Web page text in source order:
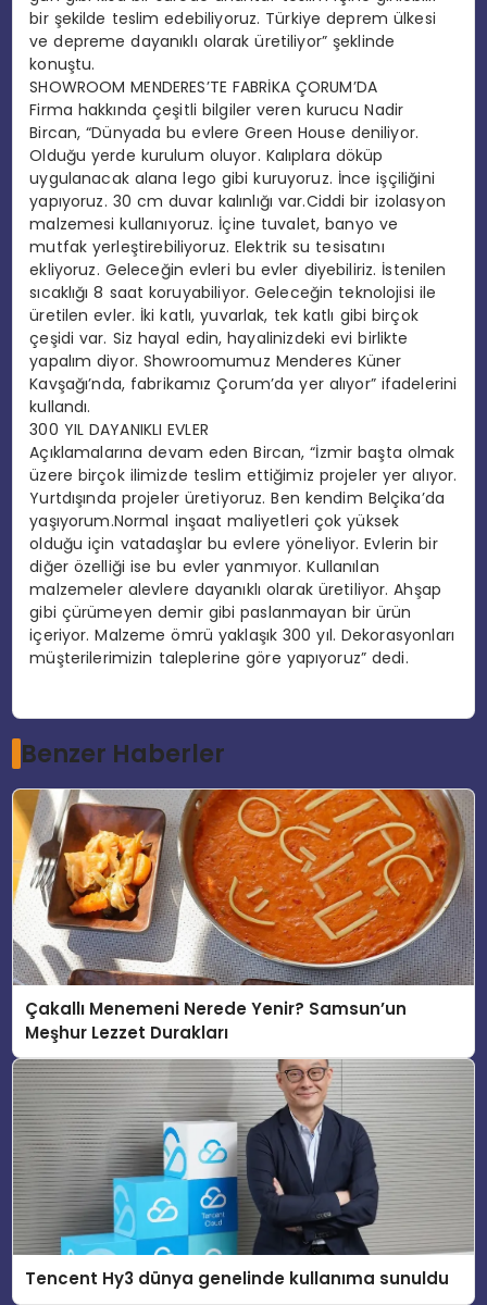
bir şekilde teslim edebiliyoruz. Türkiye deprem ülkesi
ve depreme dayanıklı olarak üretiliyor” şeklinde
konuştu.
SHOWROOM MENDERES’TE FABRİKA ÇORUM’DA
Firma hakkında çeşitli bilgiler veren kurucu Nadir
Bircan, “Dünyada bu evlere Green House deniliyor.
Olduğu yerde kurulum oluyor. Kalıplara döküp
uygulanacak alana lego gibi kuruyoruz. İnce işçiliğini
yapıyoruz. 30 cm duvar kalınlığı var.Ciddi bir izolasyon
malzemesi kullanıyoruz. İçine tuvalet, banyo ve
mutfak yerleştirebiliyoruz. Elektrik su tesisatını
ekliyoruz. Geleceğin evleri bu evler diyebiliriz. İstenilen
sıcaklığı 8 saat koruyabiliyor. Geleceğin teknolojisi ile
üretilen evler. İki katlı, yuvarlak, tek katlı gibi birçok
çeşidi var. Siz hayal edin, hayalinizdeki evi birlikte
yapalım diyor. Showroomumuz Menderes Küner
Kavşağı’nda, fabrikamız Çorum’da yer alıyor” ifadelerini
kullandı.
300 YIL DAYANIKLI EVLER
Açıklamalarına devam eden Bircan, “İzmir başta olmak
üzere birçok ilimizde teslim ettiğimiz projeler yer alıyor.
Yurtdışında projeler üretiyoruz. Ben kendim Belçika’da
yaşıyorum.Normal inşaat maliyetleri çok yüksek
olduğu için vatadaşlar bu evlere yöneliyor. Evlerin bir
diğer özelliği ise bu evler yanmıyor. Kullanılan
malzemeler alevlere dayanıklı olarak üretiliyor. Ahşap
gibi çürümeyen demir gibi paslanmayan bir ürün
içeriyor. Malzeme ömrü yaklaşık 300 yıl. Dekorasyonları
müşterilerimizin taleplerine göre yapıyoruz” dedi.
Benzer Haberler
Çakallı Menemeni Nerede Yenir? Samsun’un
Meşhur Lezzet Durakları
Tencent Hy3 dünya genelinde kullanıma sunuldu